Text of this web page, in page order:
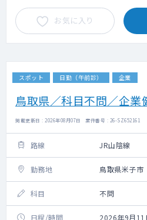
お気に入り
スポット 日勤（午前診） 企業
鳥取県／科目不問／企業
掲載更新日 : 2026年08月07日 案件番号 : 26-SZ652161
路線 JR山陰線
勤務地 鳥取県米子市
科目 不問
日程/時間 2026年9月